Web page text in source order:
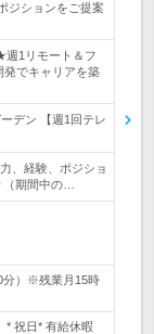
ジションをご提案
週1リモート＆フ
でキャリアを築
デン 【週1回テレ
、経験、ポジショ
期間中の…
分）※残業月15時
* 祝日* 有給休暇